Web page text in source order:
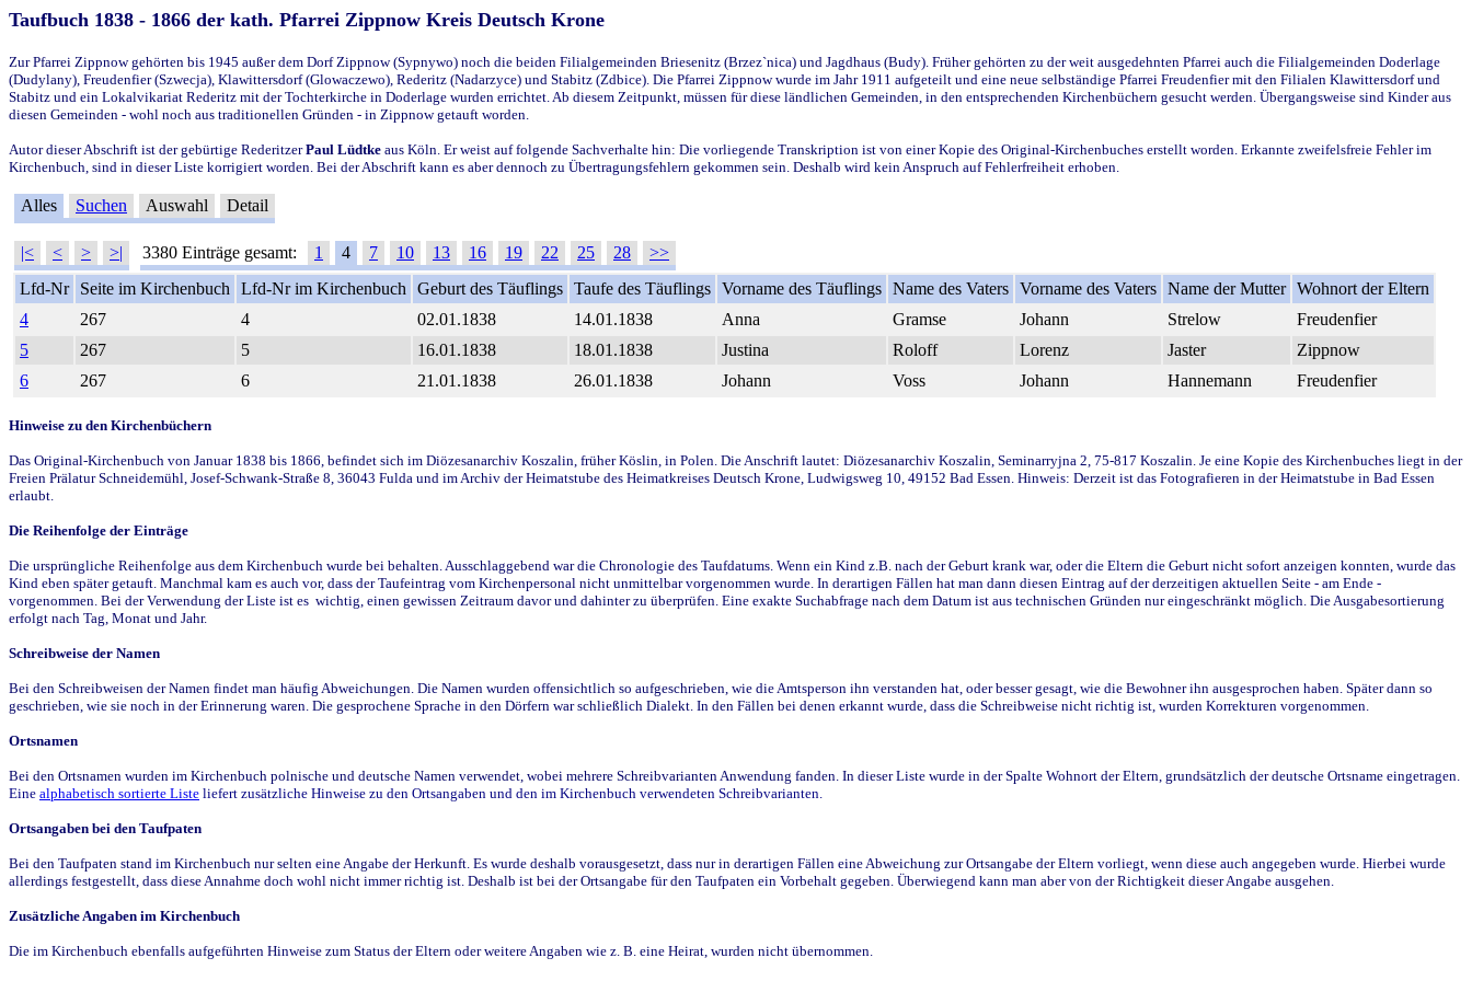
Taufbuch 1838 - 1866 der kath. Pfarrei Zippnow Kreis Deutsch Krone
Zur Pfarrei Zippnow gehörten bis 1945 außer dem Dorf Zippnow (Sypnywo) noch die beiden Filialgemeinden Briesenitz (Brzez`nica) und Jagdhaus (Budy). Früher gehörten zu der weit ausgedehnten Pfarrei auch die Filialgemeinden Doderlage
(Dudylany), Freudenfier (Szwecja), Klawittersdorf (Glowaczewo), Rederitz (Nadarzyce) und Stabitz (Zdbice). Die Pfarrei Zippnow wurde im Jahr 1911 aufgeteilt und eine neue selbständige Pfarrei Freudenfier mit den Filialen Klawittersdorf und
Stabitz und ein Lokalvikariat Rederitz mit der Tochterkirche in Doderlage wurden errichtet. Ab diesem Zeitpunkt, müssen für diese ländlichen Gemeinden, in den entsprechenden Kirchenbüchern gesucht werden. Übergangsweise sind Kinder aus
diesen Gemeinden - wohl noch aus traditionellen Gründen - in Zippnow getauft worden.
Autor dieser Abschrift ist der gebürtige RederitzerPaul Lüdtke aus Köln. Er weist auf folgende Sachverhalte hin: Die vorliegende Transkription ist von einer Kopie des Original-Kirchenbuches erstellt worden. Erkannte zweifelsfreie Fehler im
Kirchenbuch, sind in dieser Liste korrigiert worden. Bei der Abschrift kann es aber dennoch zu Übertragungsfehlern gekommen sein. Deshalb wird kein Anspruch auf Fehlerfreiheit erhoben.
Alles Suchen Auswahl Detail
|< < > >| 3380 Einträge gesamt: 1 4 7 10 13 16 19 22 25 28
>>
Lfd-Nr
Seite im Kirchenbuch Lfd-Nr im Kirchenbuch Geburt des Täuflings Taufe des Täuflings Vorname des Täuflings Name des Vaters Vorname des Vaters Name der Mutter Wohnort der Eltern
4
267 4 02.01.1838 14.01.1838 Anna Gramse Johann Strelow
Freudenfier
5
267 5 16.01.1838 18.01.1838 Justina Roloff Lorenz Jaster
Zippnow
6
267 6 21.01.1838 26.01.1838 Johann Voss Johann Hannemann Freudenfier
Hinweise zu den Kirchenbüchern
Das Original-Kirchenbuch von Januar 1838 bis 1866, befindet sich im Diözesanarchiv Koszalin, früher Köslin, in Polen. Die Anschrift lautet: Diözesanarchiv Koszalin, Seminarryjna 2, 75-817 Koszalin. Je eine Kopie des Kirchenbuches liegt in der
Freien Prälatur Schneidemühl, Josef-Schwank-Straße 8, 36043 Fulda und im Archiv der Heimatstube des Heimatkreises Deutsch Krone, Ludwigsweg 10, 49152 Bad Essen. Hinweis: Derzeit ist das Fotografieren in der Heimatstube in Bad Essen
erlaubt.
Die Reihenfolge der Einträge
Die ursprüngliche Reihenfolge aus dem Kirchenbuch wurde bei behalten. Ausschlaggebend war die Chronologie des Taufdatums. Wenn ein Kind z.B. nach der Geburt krank war, oder die Eltern die Geburt nicht sofort anzeigen konnten, wurde das
Kind eben später getauft. Manchmal kam es auch vor, dass der Taufeintrag vom Kirchenpersonal nicht unmittelbar vorgenommen wurde. In derartigen Fällen hat man dann diesen Eintrag auf der derzeitigen aktuellen Seite - am Ende -
vorgenommen. Bei der Verwendung der Liste ist es wichtig, einen gewissen Zeitraum davor und dahinter zu überprüfen. Eine exakte Suchabfrage nach dem Datum ist aus technischen Gründen nur eingeschränkt möglich. Die Ausgabesortierung
erfolgt nach Tag, Monat und Jahr.
Schreibweise der Namen
Bei den Schreibweisen der Namen findet man häufig Abweichungen. Die Namen wurden offensichtlich so aufgeschrieben, wie die Amtsperson ihn verstanden hat, oder besser gesagt, wie die Bewohner ihn ausgesprochen haben. Später dann so
geschrieben, wie sie noch in der Erinnerung waren. Die gesprochene Sprache in den Dörfern war schließlich Dialekt. In den Fällen bei denen erkannt wurde, dass die Schreibweise nicht richtig ist, wurden Korrekturen vorgenommen.
Ortsnamen
Bei den Ortsnamen wurden im Kirchenbuch polnische und deutsche Namen verwendet, wobei mehrere Schreibvarianten Anwendung fanden. In dieser Liste wurde in der Spalte Wohnort der Eltern, grundsätzlich der deutsche Ortsname eingetragen.
Eine alphabetisch sortierte Liste liefert zusätzliche Hinweise zu den Ortsangaben und den im Kirchenbuch verwendeten Schreibvarianten.
Ortsangaben bei den Taufpaten
Bei den Taufpaten stand im Kirchenbuch nur selten eine Angabe der Herkunft. Es wurde deshalb vorausgesetzt, dass nur in derartigen Fällen eine Abweichung zur Ortsangabe der Eltern vorliegt, wenn diese auch angegeben wurde. Hierbei wurde
allerdings festgestellt, dass diese Annahme doch wohl nicht immer richtig ist. Deshalb ist bei der Ortsangabe für den Taufpaten ein Vorbehalt gegeben. Überwiegend kann man aber von der Richtigkeit dieser Angabe ausgehen.
Zusätzliche Angaben im Kirchenbuch
Die im Kirchenbuch ebenfalls aufgeführten Hinweise zum Status der Eltern oder weitere Angaben wie z. B. eine Heirat, wurden nicht übernommen.